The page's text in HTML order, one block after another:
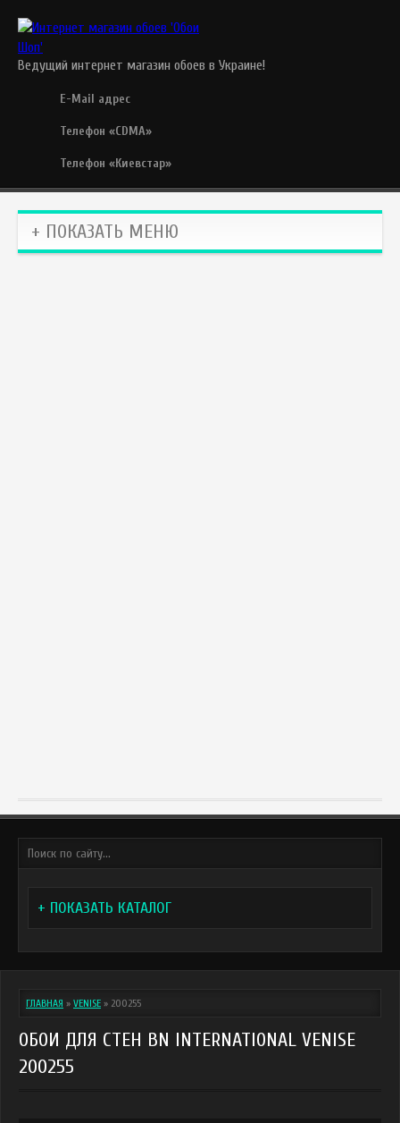
Ведущий интернет магазин обоев в Украине!
E-Mail адрес
Телефон «CDMA»
Телефон «Киевстар»
+ ПОКАЗАТЬ МЕНЮ
+ ПОКАЗАТЬ КАТАЛОГ
ГЛАВНАЯ » VENISE » 200255
ОБОИ ДЛЯ СТЕН BN INTERNATIONAL VENISE
200255